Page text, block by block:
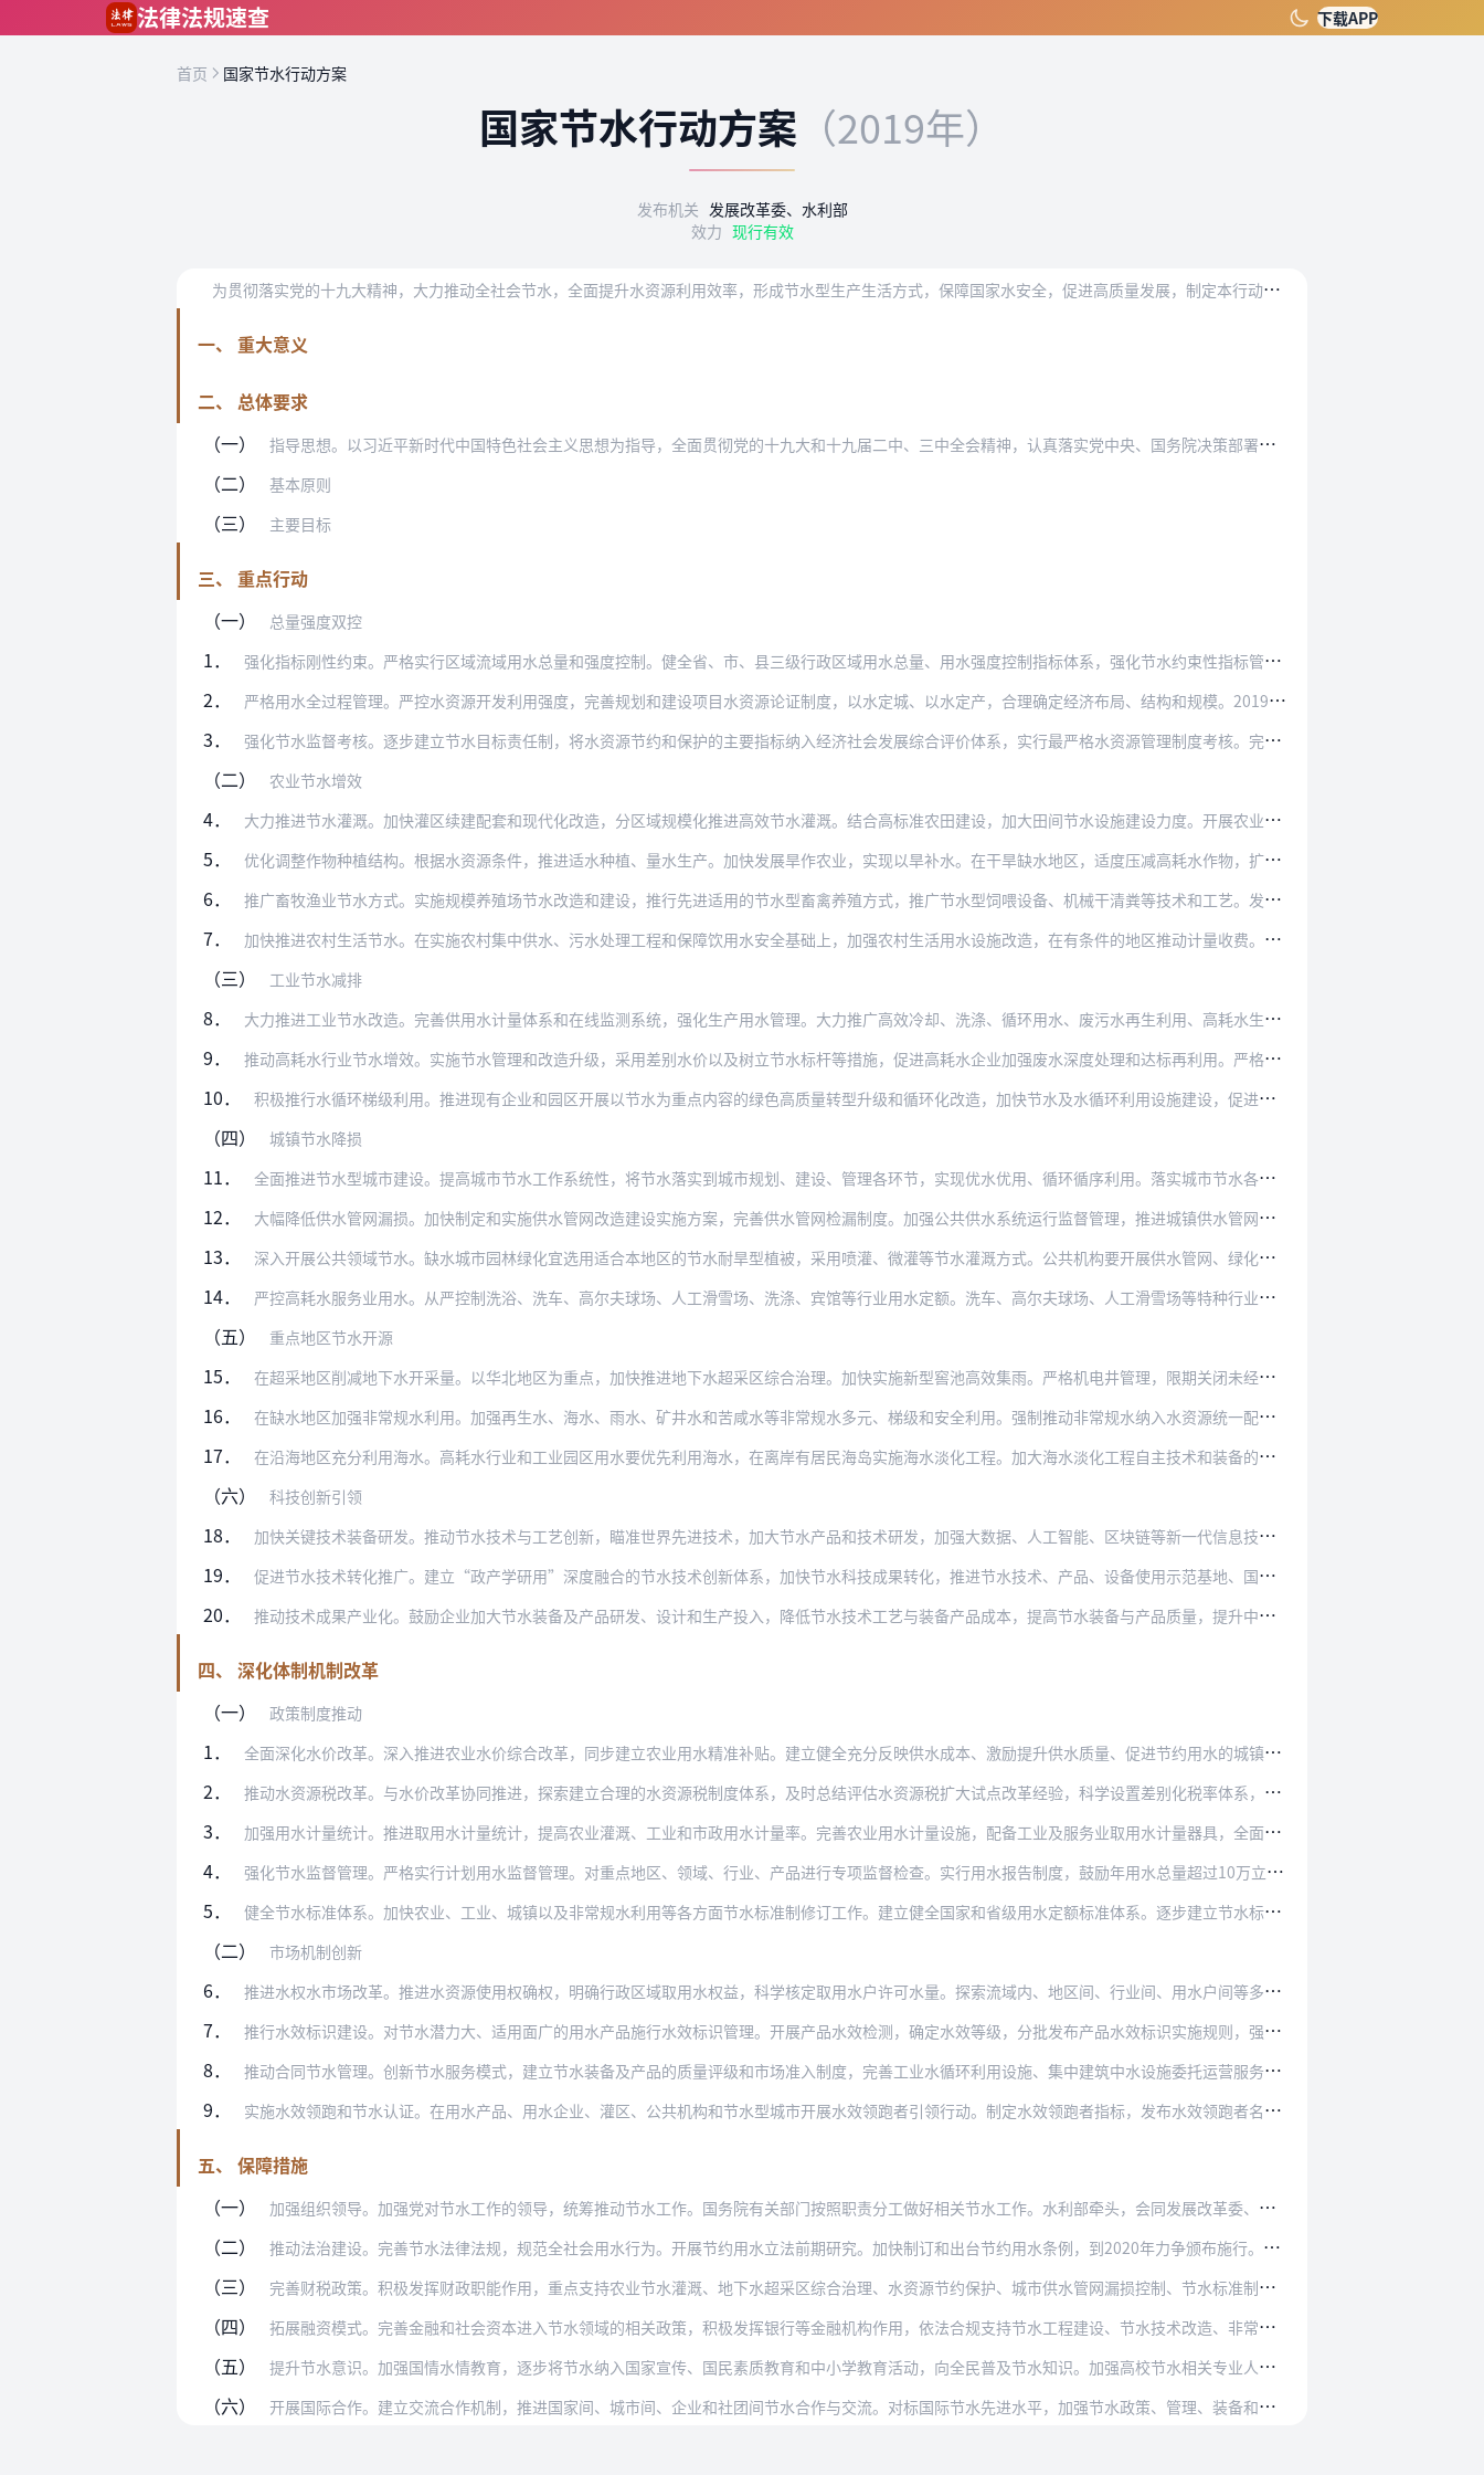
法律法规速查 下载APP
首页 国家节水行动方案
国家节水行动方案 （2019年）
发布机关 发展改革委、水利部
效力 现行有效
为
贯彻落实党的十九大精神，大力推动全社会节水，全面提升水资源利用效率，形成节水型生产生活方式，保障国家水安全，促进高质量发展，制定本行动方案。
一、 重大意义
二、 总体要求
（一）
指导思想。以习近平新时代中国特色社会主义思想为指导，全面贯彻党的十九大和十九届二中、三中全会精神，认真落实党中央、国务院决策部署，统筹推进“五位一体”总体布局和…
（二） 基本原则
（三） 主要目标
三、 重点行动
（一）
总量强度双控
1． 强化指标刚性约束。严格实行区域流域用水总量和强度控制。健全省、市、县三级行政区域用水总量、用水强度控制指标体系，强化节水约束性指标管理，加快落实主要领域用水指标…
2． 严格用水全过程管理。严控水资源开发利用强度，完善规划和建设项目水资源论证制度，以水定城、以水定产，合理确定经济布局、结构和规模。2019年底，出台重大规划水资源…
3． 强化节水监督考核。逐步建立节水目标责任制，将水资源节约和保护的主要指标纳入经济社会发展综合评价体系，实行最严格水资源管理制度考核。完善监督考核工作机制，强化部门…
（二） 农业节水增效
4． 大力推进节水灌溉。加快灌区续建配套和现代化改造，分区域规模化推进高效节水灌溉。结合高标准农田建设，加大田间节水设施建设力度。开展农业用水精细化管理，科学合理确定…
5． 优化调整作物种植结构。根据水资源条件，推进适水种植、量水生产。加快发展旱作农业，实现以旱补水。在干旱缺水地区，适度压减高耗水作物，扩大低耗水和耐旱作物种植比例，…
6． 推广畜牧渔业节水方式。实施规模养殖场节水改造和建设，推行先进适用的节水型畜禽养殖方式，推广节水型饲喂设备、机械干清粪等技术和工艺。发展节水渔业、牧业，大力推进稻…
7． 加快推进农村生活节水。在实施农村集中供水、污水处理工程和保障饮用水安全基础上，加强农村生活用水设施改造，在有条件的地区推动计量收费。加快村镇生活供水设施及配套管…
（三） 工业节水减排
8． 大力推进工业节水改造。完善供用水计量体系和在线监测系统，强化生产用水管理。大力推广高效冷却、洗涤、循环用水、废污水再生利用、高耗水生产工艺替代等节水工艺和技术。…
9． 推动高耗水行业节水增效。实施节水管理和改造升级，采用差别水价以及树立节水标杆等措施，促进高耗水企业加强废水深度处理和达标再利用。严格落实主体功能区规划，在生态脆…
10． 积极推行水循环梯级利用。推进现有企业和园区开展以节水为重点内容的绿色高质量转型升级和循环化改造，加快节水及水循环利用设施建设，促进企业间串联用水、分质用水，一水…
（四） 城镇节水降损
11． 全面推进节水型城市建设。提高城市节水工作系统性，将节水落实到城市规划、建设、管理各环节，实现优水优用、循环循序利用。落实城市节水各项基础管理制度，推进城镇节水改…
12． 大幅降低供水管网漏损。加快制定和实施供水管网改造建设实施方案，完善供水管网检漏制度。加强公共供水系统运行监督管理，推进城镇供水管网分区计量管理，建立精细化管理平…
13． 深入开展公共领域节水。缺水城市园林绿化宜选用适合本地区的节水耐旱型植被，采用喷灌、微灌等节水灌溉方式。公共机构要开展供水管网、绿化浇灌系统等节水诊断，推广应用节…
14． 严控高耗水服务业用水。从严控制洗浴、洗车、高尔夫球场、人工滑雪场、洗涤、宾馆等行业用水定额。洗车、高尔夫球场、人工滑雪场等特种行业积极推广循环用水技术、设备与工…
（五） 重点地区节水开源
15． 在超采地区削减地下水开采量。以华北地区为重点，加快推进地下水超采区综合治理。加快实施新型窖池高效集雨。严格机电井管理，限期关闭未经批准和公共供水管网覆盖范围内的…
16． 在缺水地区加强非常规水利用。加强再生水、海水、雨水、矿井水和苦咸水等非常规水多元、梯级和安全利用。强制推动非常规水纳入水资源统一配置，逐年提高非常规水利用比例，…
17． 在沿海地区充分利用海水。高耗水行业和工业园区用水要优先利用海水，在离岸有居民海岛实施海水淡化工程。加大海水淡化工程自主技术和装备的推广应用，逐步提高装备国产化率…
（六） 科技创新引领
18． 加快关键技术装备研发。推动节水技术与工艺创新，瞄准世界先进技术，加大节水产品和技术研发，加强大数据、人工智能、区块链等新一代信息技术与节水技术、管理及产品的深度…
19． 促进节水技术转化推广。建立“政产学研用”深度融合的节水技术创新体系，加快节水科技成果转化，推进节水技术、产品、设备使用示范基地、国家海水利用创新示范基地和节水型…
20． 推动技术成果产业化。鼓励企业加大节水装备及产品研发、设计和生产投入，降低节水技术工艺与装备产品成本，提高节水装备与产品质量，提升中高端品牌的差异化竞争力，构建节…
四、 深化体制机制改革
（一）
政策制度推动
1． 全面深化水价改革。深入推进农业水价综合改革，同步建立农业用水精准补贴。建立健全充分反映供水成本、激励提升供水质量、促进节约用水的城镇供水价格形成机制和动态调整机…
2． 推动水资源税改革。与水价改革协同推进，探索建立合理的水资源税制度体系，及时总结评估水资源税扩大试点改革经验，科学设置差别化税率体系，加大水资源税改革力度，发挥促…
3． 加强用水计量统计。推进取用水计量统计，提高农业灌溉、工业和市政用水计量率。完善农业用水计量设施，配备工业及服务业取用水计量器具，全面实施城镇居民“一户一表”改造…
4． 强化节水监督管理。严格实行计划用水监督管理。对重点地区、领域、行业、产品进行专项监督检查。实行用水报告制度，鼓励年用水总量超过10万立方米的企业或园区设立水务经…
5． 健全节水标准体系。加快农业、工业、城镇以及非常规水利用等各方面节水标准制修订工作。建立健全国家和省级用水定额标准体系。逐步建立节水标准实时跟踪、评估和监督机制。…
（二） 市场机制创新
6． 推进水权水市场改革。推进水资源使用权确权，明确行政区域取用水权益，科学核定取用水户许可水量。探索流域内、地区间、行业间、用水户间等多种形式的水权交易。在满足自身…
7． 推行水效标识建设。对节水潜力大、适用面广的用水产品施行水效标识管理。开展产品水效检测，确定水效等级，分批发布产品水效标识实施规则，强化市场监督管理，加大专项检查…
8． 推动合同节水管理。创新节水服务模式，建立节水装备及产品的质量评级和市场准入制度，完善工业水循环利用设施、集中建筑中水设施委托运营服务机制，在公共机构、公共建筑、…
9． 实施水效领跑和节水认证。在用水产品、用水企业、灌区、公共机构和节水型城市开展水效领跑者引领行动。制定水效领跑者指标，发布水效领跑者名单，树立节水先进标杆，鼓励开…
五、 保障措施
（一）
加强组织领导。加强党对节水工作的领导，统筹推动节水工作。国务院有关部门按照职责分工做好相关节水工作。水利部牵头，会同发展改革委、住房城乡建设部、农业农村部等部门…
（二） 推动法治建设。完善节水法律法规，规范全社会用水行为。开展节约用水立法前期研究。加快制订和出台节约用水条例，到2020年力争颁布施行。各省（自治区、直辖市）要加快…
（三） 完善财税政策。积极发挥财政职能作用，重点支持农业节水灌溉、地下水超采区综合治理、水资源节约保护、城市供水管网漏损控制、节水标准制修定、节水宣传教育等。完善助力节…
（四） 拓展融资模式。完善金融和社会资本进入节水领域的相关政策，积极发挥银行等金融机构作用，依法合规支持节水工程建设、节水技术改造、非常规水源利用等项目。采用直接投资、…
（五） 提升节水意识。加强国情水情教育，逐步将节水纳入国家宣传、国民素质教育和中小学教育活动，向全民普及节水知识。加强高校节水相关专业人才培养。开展世界水日、中国水周、…
（六） 开展国际合作。建立交流合作机制，推进国家间、城市间、企业和社团间节水合作与交流。对标国际节水先进水平，加强节水政策、管理、装备和产品制造、技术研发应用、水效标准…